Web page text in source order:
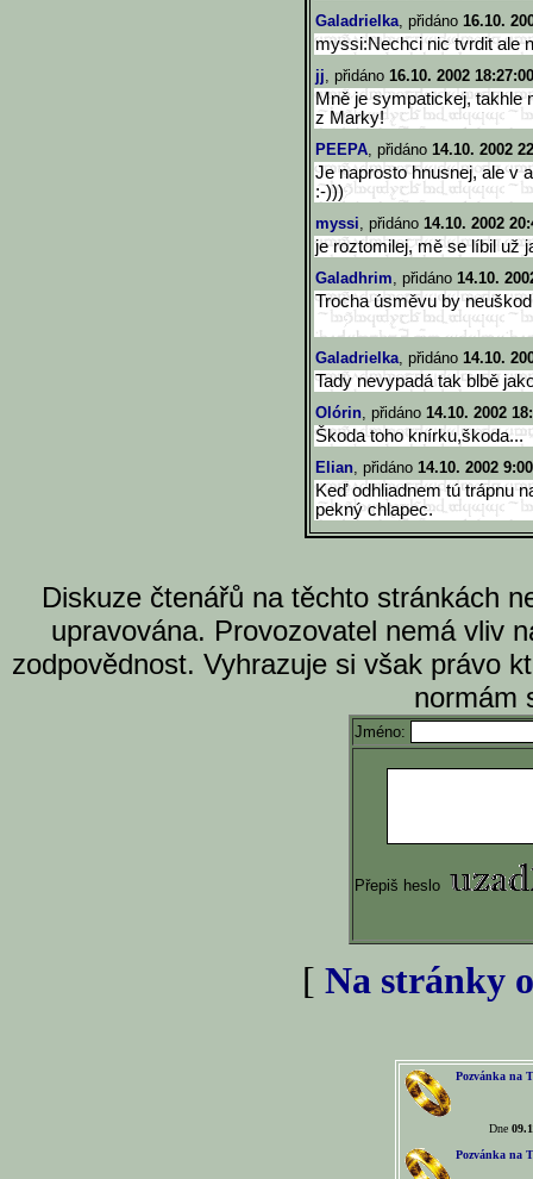
Galadrielka, přidáno 16.10.
myssi:Nechci nic tvrdit ale
jj, přidáno 16.10. 2002 18:27:00
Mně je sympatickej, takhle
z Marky!
PEEPA, přidáno 14.10. 2002
Je naprosto hnusnej, ale v
:-)))
myssi, přidáno 14.10. 2002
je roztomilej, mě se líbil už
Galadhrim, přidáno 14.10.
Trocha úsměvu by
Galadrielka, přidáno 14.10.
Tady nevypadá tak blbě
Olórin, přidáno 14.10. 2002
Škoda toho knírku,škoda...
Elian, přidáno 14.10. 2002
Keď odhliadnem tú trápnu
pekný chlapec.
Diskuze čtenářů na těchto stránkách
upravována. Provozovatel nemá vliv
zodpovědnost. Vyhrazuje si však právo
normám
Jméno:
Přepiš heslo
[ Na stránky
Pozvánka na
Dne
Pozvánka na